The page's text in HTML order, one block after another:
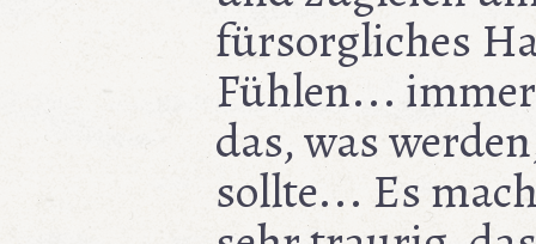
fürsorgliches
Fühlen...
das, was
sollte... Es